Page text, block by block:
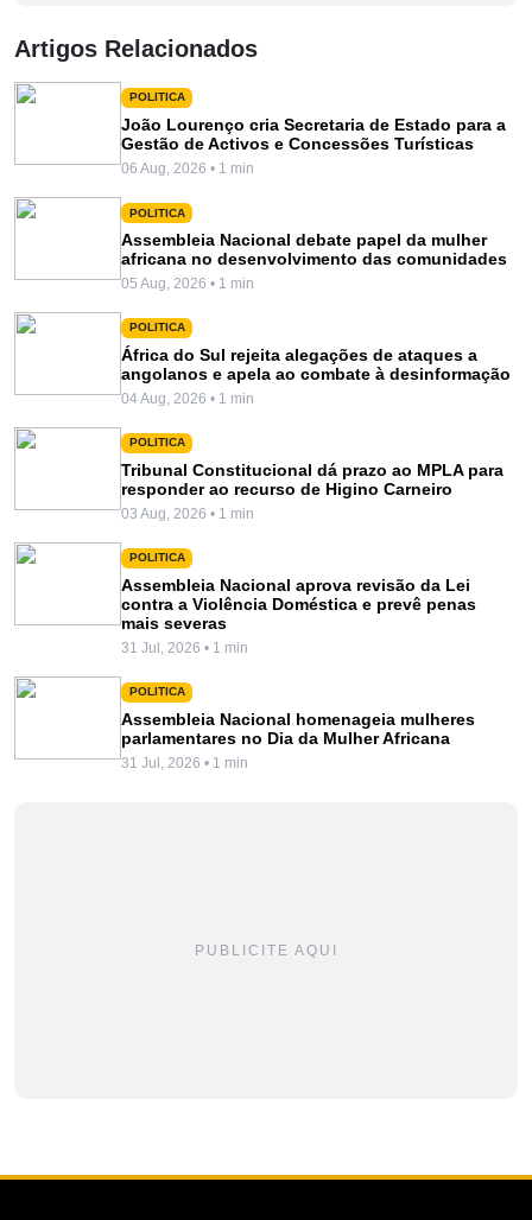
Artigos Relacionados
POLITICA
João Lourenço cria Secretaria de Estado para a
Gestão de Activos e Concessões Turísticas
06 Aug, 2026 • 1 min
POLITICA
Assembleia Nacional debate papel da mulher
africana no desenvolvimento das comunidades
05 Aug, 2026 • 1 min
POLITICA
África do Sul rejeita alegações de ataques a
angolanos e apela ao combate à desinformação
04 Aug, 2026 • 1 min
POLITICA
Tribunal Constitucional dá prazo ao MPLA para
responder ao recurso de Higino Carneiro
03 Aug, 2026 • 1 min
POLITICA
Assembleia Nacional aprova revisão da Lei
contra a Violência Doméstica e prevê penas
mais severas
31 Jul, 2026 • 1 min
POLITICA
Assembleia Nacional homenageia mulheres
parlamentares no Dia da Mulher Africana
31 Jul, 2026 • 1 min
PUBLICITE AQUI